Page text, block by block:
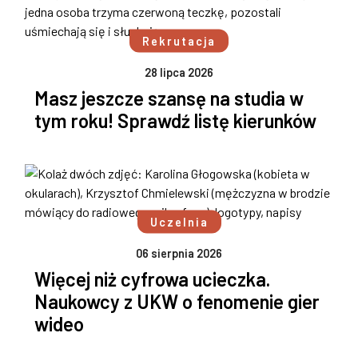
Rekrutacja
28 lipca 2026
Masz jeszcze szansę na studia w
tym roku! Sprawdź listę kierunków
Uczelnia
06 sierpnia 2026
Więcej niż cyfrowa ucieczka.
Naukowcy z UKW o fenomenie gier
wideo